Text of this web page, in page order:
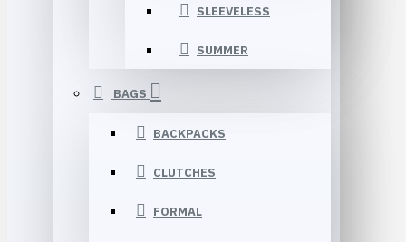
SLEEVELESS
SUMMER
BAGS
BACKPACKS
CLUTCHES
FORMAL